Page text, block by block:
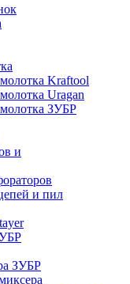
Kraftool
Uragan
ЗУБР
и
и пил
ЗУБР